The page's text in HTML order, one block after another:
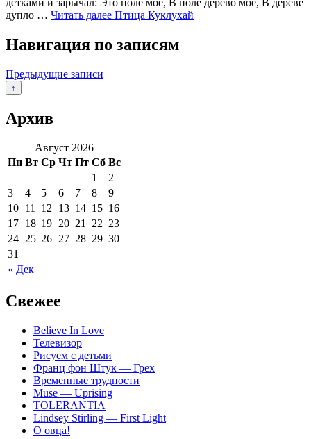
детками и зарычал: Это поле мое, В поле дерево мое, В дереве
дупло … Читать далее Птица Куклухай
Навигация по записям
Предыдущие записи
↑
Архив
Август 2026
Пн Вт Ср Чт Пт Сб Вс
« Дек
1
2
3
4 5 6 7 8
9
10 11 12 13 14 15 16
17 18 19 20 21 22 23
24 25 26 27 28 29 30
31
Свежее
Believe In Love
Телевизор
Рисуем с детьми
Франц фон Штук — Грех
Временные трудности
Muse — Uprising
TOLERANTIA
Lindsey Stirling — First Light
О овца!